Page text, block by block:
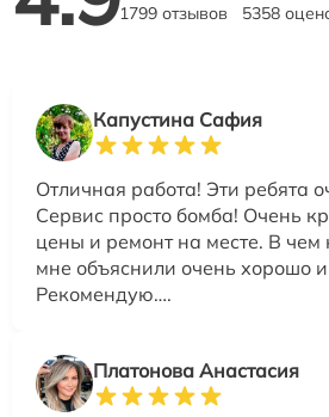
1799 отзывов 5358
Капустина Сафия
Отличная работа! Эти ребята
Сервис просто бомба! Очень
цены и ремонт на месте. В чем
мне объяснили очень хорошо
Рекомендую….
Платонова Анастасия